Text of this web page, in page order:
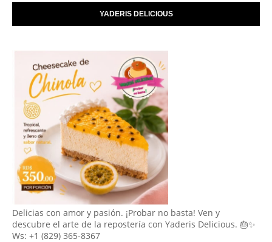
YADERIS DELICIOUS
Delicias con amor y pasión. ¡Probar no basta! Ven y
descubre el arte de la repostería con Yaderis Delicious. 🎂✨
Ws: +1 (829) 365-8367